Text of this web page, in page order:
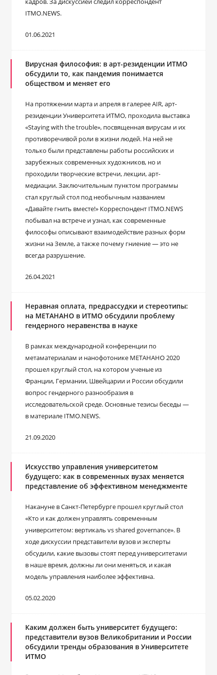
ITMO.NEWS.
01.06.2021
Вирусная философия: в арт-резиденции ИТМО
обсудили то, как пандемия понимается
обществом и меняет его
На протяжении марта и апреля в галерее AIR, арт-
резиденции Университета ИТМО, проходила выставка
«Staying with the trouble», посвященная вирусам и их
противоречивой роли в жизни людей. На ней не
только были представлены работы российских и
зарубежных современных художников, но и
проходили творческие встречи, лекции, арт-
медиации. Заключительным пунктом программы
стал круглый стол под необычным названием
«Давайте гнить вместе!» Корреспондент ITMO.NEWS
побывал на встрече и узнал, как современные
философы описывают взаимодействие разных форм
жизни на Земле, а также почему гниение — это не
всегда разрушение.
26.04.2021
Неравная оплата, предрассудки и стереотипы:
на МЕТАНАНО в ИТМО обсудили проблему
гендерного неравенства в науке
В рамках международной конференции по
метаматериалам и нанофотонике МЕТАНАНО 2020
прошел круглый стол, на котором ученые из
Франции, Германии, Швейцарии и России обсудили
вопрос гендерного разнообразия в
исследовательской среде. Основные тезисы беседы ―
в материале ITMO.NEWS.
21.09.2020
Искусство управления университетом
будущего: как в современных вузах меняется
представление об эффективном менеджменте
Накануне в Санкт-Петербурге прошел круглый стол
«Кто и как должен управлять современным
университетом: вертикаль vs shared governance». В
ходе дискуссии представители вузов и эксперты
обсудили, какие вызовы стоят перед университетами
в наше время, должны ли они меняться, и какая
модель управления наиболее эффективна.
05.02.2020
Каким должен быть университет будущего:
представители вузов Великобритании и России
обсудили тренды образования в Университете
ИТМО